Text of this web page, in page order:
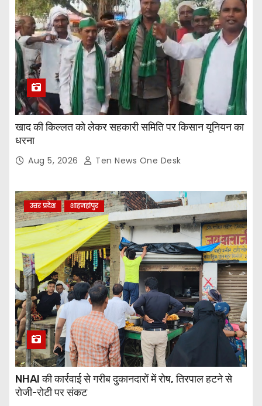
खाद की किल्लत को लेकर सहकारी समिति पर किसान यूनियन का
धरना
Aug 5, 2026 Ten News One Desk
उत्तर प्रदेश शाहजहांपुर
NHAI की कार्रवाई से गरीब दुकानदारों में रोष, तिरपाल हटने से
रोजी-रोटी पर संकट